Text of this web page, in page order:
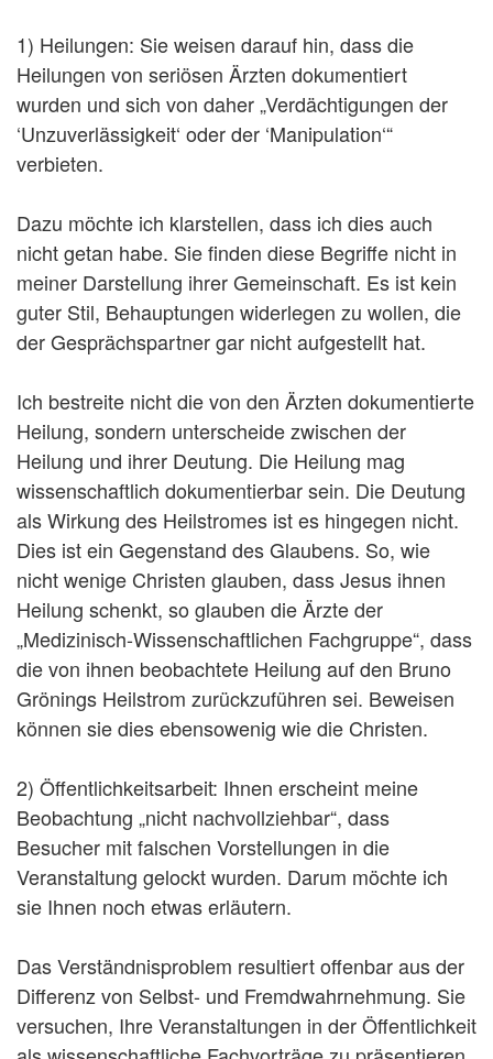
1) Heilungen: Sie weisen darauf hin, dass die
Heilungen von seriösen Ärzten dokumentiert
wurden und sich von daher „Verdächtigungen der
‘Unzuverlässigkeit‘ oder der ‘Manipulation‘“
verbieten.
Dazu möchte ich klarstellen, dass ich dies auch
nicht getan habe. Sie finden diese Begriffe nicht in
meiner Darstellung ihrer Gemeinschaft. Es ist kein
guter Stil, Behauptungen widerlegen zu wollen, die
der Gesprächspartner gar nicht aufgestellt hat.
Ich bestreite nicht die von den Ärzten dokumentierte
Heilung, sondern unterscheide zwischen der
Heilung und ihrer Deutung. Die Heilung mag
wissenschaftlich dokumentierbar sein. Die Deutung
als Wirkung des Heilstromes ist es hingegen nicht.
Dies ist ein Gegenstand des Glaubens. So, wie
nicht wenige Christen glauben, dass Jesus ihnen
Heilung schenkt, so glauben die Ärzte der
„Medizinisch-Wissenschaftlichen Fachgruppe“, dass
die von ihnen beobachtete Heilung auf den Bruno
Grönings Heilstrom zurückzuführen sei. Beweisen
können sie dies ebensowenig wie die Christen.
2) Öffentlichkeitsarbeit: Ihnen erscheint meine
Beobachtung „nicht nachvollziehbar“, dass
Besucher mit falschen Vorstellungen in die
Veranstaltung gelockt wurden. Darum möchte ich
sie Ihnen noch etwas erläutern.
Das Verständnisproblem resultiert offenbar aus der
Differenz von Selbst- und Fremdwahrnehmung. Sie
versuchen, Ihre Veranstaltungen in der Öffentlichkeit